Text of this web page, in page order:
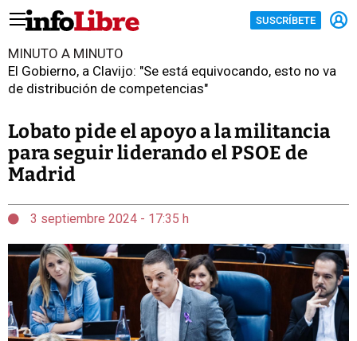
SUSCRÍBETE
MINUTO A MINUTO
El Gobierno, a Clavijo: "Se está equivocando, esto no va
de distribución de competencias"
Lobato pide el apoyo a la militancia
para seguir liderando el PSOE de
Madrid
3 septiembre 2024 - 17:35 h